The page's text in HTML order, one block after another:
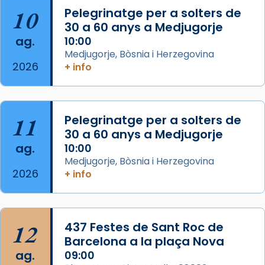
duració aproximada de tres hores. Després,
processó (recuperada el 1972) al voltant
del temple amb les relíquies de les santes.
Des de 1985 hi participa també un grup de
diablesses amb música i ball propis. Festa
«Si vols saber què és calor, ves per les
Santes a Mataró»🥵.
Photo
View on Facebook ·
Jaume, fill de Zebedeu, és juntament amb el
seu germà Joan i Pere un dels que
acompanyava més de prop Jesús.
10
ag.
2026
Pelegrinatge per a solters de
30 a 60 anys a Medjugorje
10:00
Medjugorje, Bòsnia i Herzegovina
+ info
11
ag.
2026
Pelegrinatge per a solters de
30 a 60 anys a Medjugorje
10:00
Medjugorje, Bòsnia i Herzegovina
+ info
12
ag.
437 Festes de Sant Roc de
Barcelona a la plaça Nova
09:00